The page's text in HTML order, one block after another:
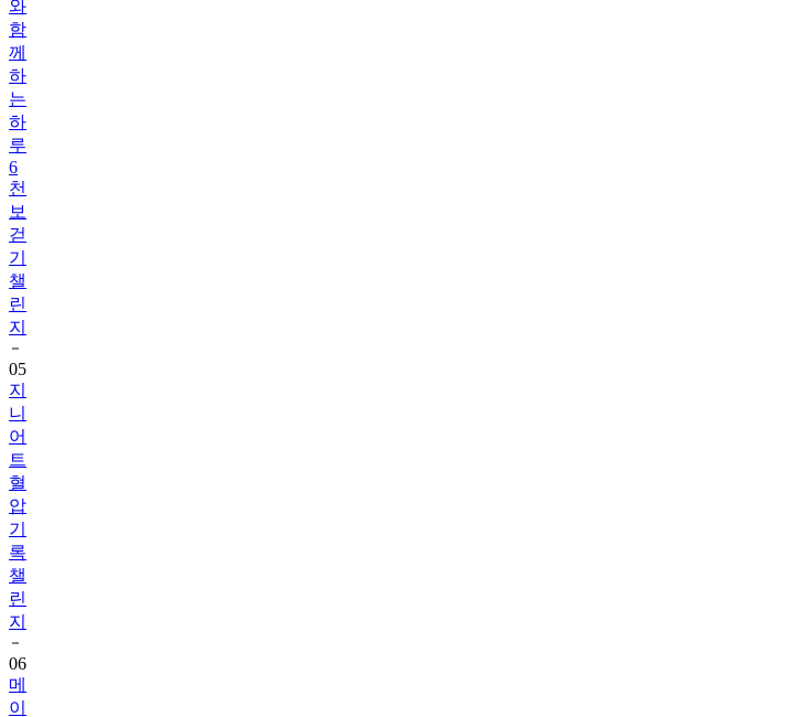
께
하
는
하
루
6
천
보
걷
기
챌
린
지
05
지
니
어
트
혈
압
기
록
챌
린
지
06
메
이
퓨